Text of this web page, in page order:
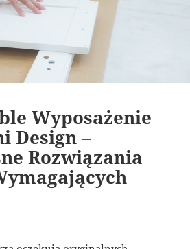
Wyposażenie
Design –
Rozwiązania